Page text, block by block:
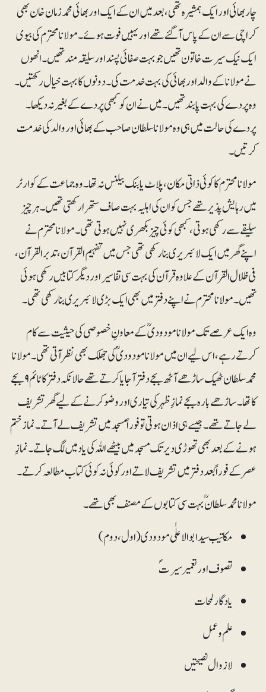
چار بھائی اور ایک ہمشیرہ تھی، بعد میں ان کے ایک اور بھائی محمد زمان خان بھی
کراچی سے ان کے پاس آگئے تھے اور یہیں فوت ہوئے ۔ مولانا محترم کی بیوی
ایک نیک سیرت خاتون تھیں جو بہت صفائی پسند اور سلیقہ مند تھیں۔ انھوں
نے مولانا کے والد اور بھائی کی بہت خدمت کی۔ دونوں کا بہت خیال رکھتیں۔
وہ پردے کی بہت پابند تھیں ۔میں نے ان کو کبھی پردے کے بغیر نہ دیکھا ۔
پردے کی حالت میں ہی وہ مولانا سلطان صاحب کے بھائی اور والد کی خدمت
کرتیں۔
مولانا محترم کا کوئی ذاتی مکان،پلاٹ یا بنک بیلنس نہ تھا۔ وہ جماعت کے کوارٹر
میں رہایش پذیر تھے جس کوان کی اہلیہ بہت صاف ستھرا رکھتی تھیں۔ہرچیز
سلیقے سے رکھی ہوتی، کبھی کوئی چیز بکھری نہیں ہوتی تھی۔ مولانا محترم نے
اپنے گھر میں ایک لائبریری بنا رکھی تھی جس میں تفہیم القرآن، تدبر القرآن،
فی ظلال القرآن کے علاوہ قرآن کی بہت سی تفاسیر اور دیگر کتابیں رکھی ہوئی
تھیں۔ مولانامحترم نے اپنے دفتر میں بھی ایک بڑی لائبریری بنا رکھی تھی ۔
وہ ایک عرصے تک مولانا مودودی ؒ کے معاونِ خصوصی کی حیثیت سے کام
کرتے رہے، اس لیے ان میں مولانا مودودی ؒ کی جھلک بھی نظر آتی تھی۔ مولانا
محمدسلطان ٹھیک ساڑھے آٹھ بجے دفتر آجا یا کر تے تھے حالانکہ دفتر کا ٹائم ۹بجے
کا تھا۔ ساڑھے بارہ بجے نمازِ ظہر کی تیاری اور وضو کرنے کے لیے گھر تشریف
لے جاتے تھے ۔جیسے ہی اذان ہوتی تو فوراً مسجد میں تشریف لے آتے۔نماز ختم
ہو نے کے بعد بھی تھوڑی دیر تک مسجد میں بیٹھے اللہ کی یاد میں لگ جا تے ۔ نمازِ
عصرکے فوراً بعد دفتر میں تشریف لاتے اور کوئی نہ کوئی کتاب مطالعہ کرتے۔
مولانا محمدسلطانؒ بہت سی کتابوں کے مصنف بھی تھے۔
مکاتیب سیدابوالاعلٰی مودودی (اول،دوم)
تصوف اور تعمیرسیرتؐ
یادگار لمحات
علم و عمل
لازوال نصیحتیں